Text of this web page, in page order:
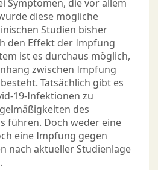
Symptomen, die vor allem
diese mögliche
Studien bisher
den Effekt der Impfung
ist es durchaus möglich,
zwischen Impfung
Tatsächlich gibt es
19-Infektionen zu
des
führen. Doch weder eine
eine Impfung gegen
nach aktueller Studienlage